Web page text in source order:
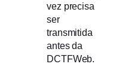
vez precisa
ser
transmitida
antes da
DCTFWeb.